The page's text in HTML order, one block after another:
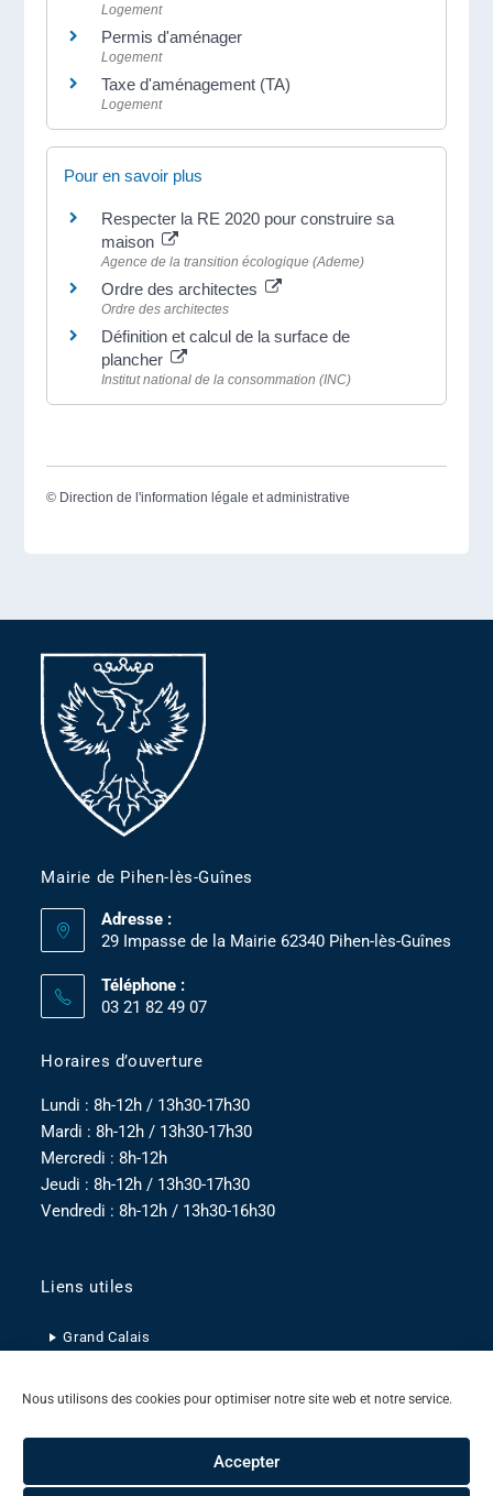
Nous utilisons des cookies pour optimiser notre site web et notre service.
Accepter
Logement
Permis d'aménager
Logement
Taxe d'aménagement (TA)
Logement
Pour en savoir plus
Respecter la RE 2020 pour construire sa
maison
Agence de la transition écologique (Ademe)
Ordre des architectes
Ordre des architectes
Définition et calcul de la surface de
plancher
Institut national de la consommation (INC)
© Direction de l'information légale et administrative
Mairie de Pihen-lès-Guînes
Adresse :
29 Impasse de la Mairie 62340 Pihen-lès-Guînes
Téléphone :
03 21 82 49 07
Horaires d’ouverture
Lundi : 8h-12h / 13h30-17h30
Mardi : 8h-12h / 13h30-17h30
Mercredi : 8h-12h
Jeudi : 8h-12h / 13h30-17h30
Vendredi : 8h-12h / 13h30-16h30
Liens utiles
Grand Calais